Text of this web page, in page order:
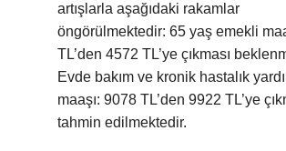
artışlarla aşağıdaki rakamlar
öngörülmektedir: 65 yaş emekli
TL’den 4572 TL’ye çıkması
Evde bakım ve kronik hastalık
maaşı: 9078 TL’den 9922 TL’ye
tahmin edilmektedir.